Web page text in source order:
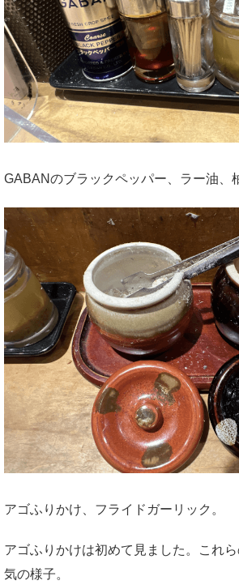
GABANのブラックペッパー、ラー油、
アゴふりかけ、フライドガーリック。
アゴふりかけは初めて見ました。これ
気の様子。